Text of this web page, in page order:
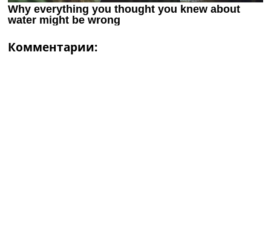
Комментарии: